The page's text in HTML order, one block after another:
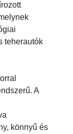
teherautók
A
könnyű és